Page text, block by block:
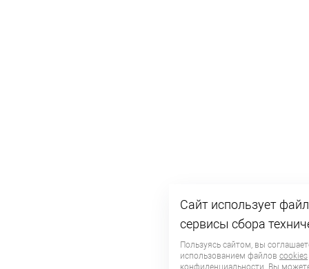
Сайт использует
сервисы сбора
Пользуясь сайтом, вы
использованием файлов cookies
конфиденциальности . Вы